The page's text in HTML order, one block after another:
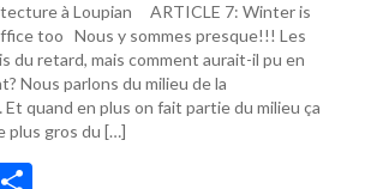
à Loupian ARTICLE 7: Winter is
too Nous y sommes presque!!! Les
du retard, mais comment aurait-il pu en
Nous parlons du milieu de la
quand en plus on fait partie du milieu ça
plus gros du […]